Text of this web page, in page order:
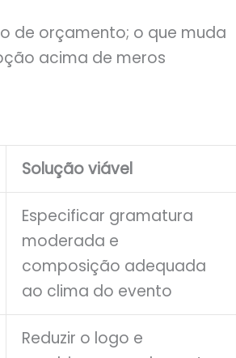
de orçamento; o que muda
acima de meros
Solução viável
Especificar gramatura
moderada e
composição adequada
ao clima do evento
Reduzir o logo e